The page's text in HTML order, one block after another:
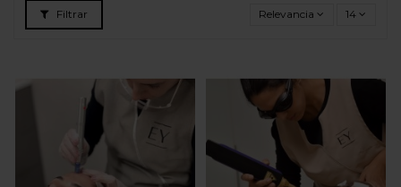
Filtrar Relevancia 14